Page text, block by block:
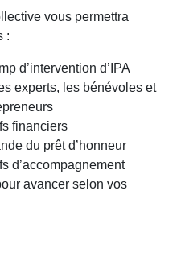
vous permettra
:
d’intervention d’IPA
experts, les bénévoles et
financiers
du prêt d’honneur
d’accompagnement
avancer selon vos